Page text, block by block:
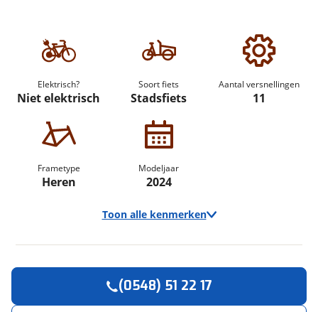
Elektrisch?
Niet elektrisch
Soort fiets
Stadsfiets
Aantal versnellingen
11
Frametype
Heren
Modeljaar
2024
Toon alle kenmerken
(0548) 51 22 17
nu!